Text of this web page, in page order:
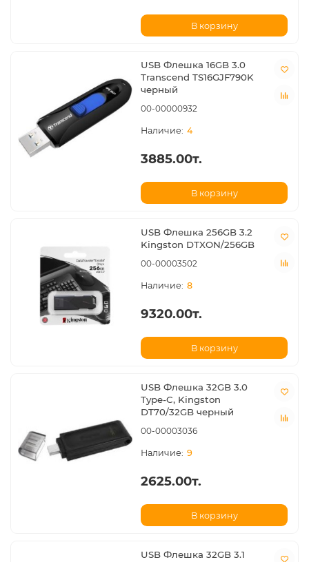
В корзину
USB Флешка 16GB 3.0
Transcend TS16GJF790K
черный
00-00000932
4
3885.00т.
В корзину
USB Флешка 256GB 3.2
Kingston DTXON/256GB
00-00003502
8
9320.00т.
В корзину
USB Флешка 32GB 3.0
Type-C, Kingston
DT70/32GB черный
00-00003036
9
2625.00т.
В корзину
USB Флешка 32GB 3.1